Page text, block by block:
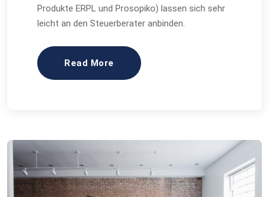
Produkte ERPL und Prosopiko) lassen sich sehr
leicht an den Steuerberater anbinden.
Read More